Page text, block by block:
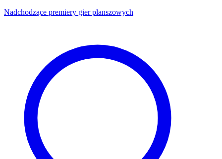
Nadchodzące premiery gier planszowych